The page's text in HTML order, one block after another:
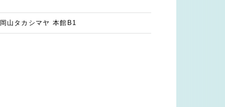
山タカシマヤ 本館B1